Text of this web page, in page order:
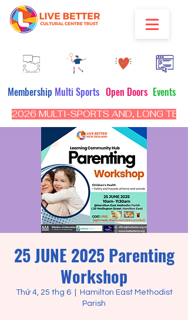
Multi Sports Open Doors Events
Membership
2026 MULTI-SPORTS AND, LONG
25 JUNE 2025 Parenting
Workshop
Thứ 4, 25 thg 6
  |
Hamilton East Methodist
Parish